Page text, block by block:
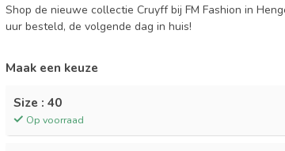
Shop de nieuwe collectie Cruyff bij FM Fashion in
uur besteld, de volgende dag in huis!
Maak een keuze
Size : 40
Op voorraad